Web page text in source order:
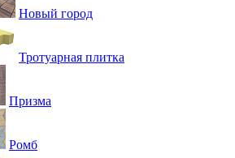
Новый город
Тротуарная плитка
Призма
Ромб